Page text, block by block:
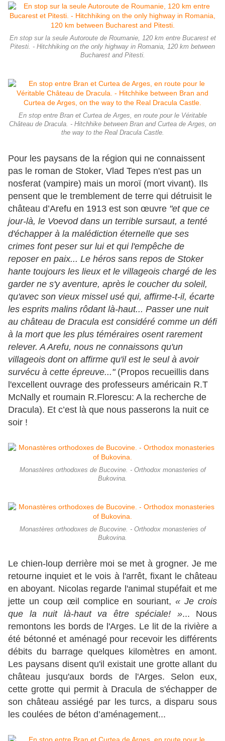
En stop sur la seule Autoroute de Roumanie, 120 km entre Bucarest et
Pitesti. - Hitchhiking on the only highway in Romania, 120 km between
Bucharest and Pitesti.
En stop entre Bran et Curtea de Arges, en route pour le Véritable
Château de Dracula. - Hitchhike between Bran and Curtea de Arges, on
the way to the Real Dracula Castle.
Pour les paysans de la région qui ne connaissent
pas le roman de Stoker, Vlad Tepes n'est pas un
nosferat (vampire) mais un moroï (mort vivant). Ils
pensent que le tremblement de terre qui détruisit le
château d’Arefu en 1913 est son œuvre "et que ce
jour-là, le Voevod dans un terrible sursaut, a tenté
d'échapper à la malédiction éternelle que ses
crimes font peser sur lui et qui l'empêche de
reposer en paix... Le héros sans repos de Stoker
hante toujours les lieux et le villageois chargé de les
garder ne s'y aventure, après le coucher du soleil,
qu'avec son vieux missel usé qui, affirme-t-il, écarte
les esprits malins rôdant là-haut... Passer une nuit
au château de Dracula est considéré comme un défi
à la mort que les plus téméraires osent rarement
relever. A Arefu, nous ne connaissons qu'un
villageois dont on affirme qu'il est le seul à avoir
survécu à cette épreuve..."(Propos recueillis dans
l'excellent ouvrage des professeurs américain R.T
McNally et roumain R.Florescu: A la recherche de
Dracula). Et c’est là que nous passerons la nuit ce
soir !
Monastères orthodoxes de Bucovine. - Orthodox monasteries of
Bukovina.
Monastères orthodoxes de Bucovine. - Orthodox monasteries of
Bukovina.
Le chien-loup derrière moi se met à grogner. Je me
retourne inquiet et le vois à l'arrêt, fixant le château
en aboyant. Nicolas regarde l'animal stupéfait et me
jette un coup œil complice en souriant,« Je crois
que la nuit là-haut va être spéciale! »... Nous
remontons les bords de l'Arges. Le lit de la rivière a
été bétonné et aménagé pour recevoir les différents
débits du barrage quelques kilomètres en amont.
Les paysans disent qu'il existait une grotte allant du
château jusqu'aux bords de l'Arges. Selon eux,
cette grotte qui permit à Dracula de s'échapper de
son château assiégé par les turcs, a disparu sous
les coulées de béton d’aménagement...